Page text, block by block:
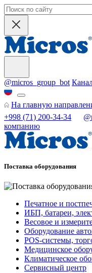
@micros_group_bot
На главную
+998 (71) 200-34-34
компанию
Поставка оборудования
Печатное и
ИБП, батареи,
Весовое и
Оборудование
POS-системы,
Медицинское
Климатическое
Сервисный центр